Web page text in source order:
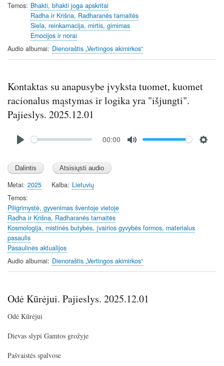
Temos Bhakti, bhakti joga apskritai
Radha ir Krišna, Radharanės tarnaitės
Siela, reinkarnacija, mirtis, gimimas
Emocijos ir norai
Audio albumai
Dienoraštis „Vertingos akimirkos“
Kontaktas su anapusybe įvyksta tuomet, kuomet
racionalus mąstymas ir logika yra "išjungti".
Pajieslys. 2025.12.01
l
a
y
00:00
Metai 2025 Kalba Lietuvių
Temos
Piligrimystė, gyvenimas šventoje vietoje
Radha ir Krišna, Radharanės tarnaitės
Kosmologija, mistinės butybės, įvairios gyvybės formos, materialus
pasaulis
Pasaulinės aktualijos
Audio albumai
Dienoraštis „Vertingos akimirkos“
Odė Kūrėjui. Pajieslys. 2025.12.01
Odė Kūrėjui
Dievas slypi Gamtos grožyje
Pašvaistės spalvose